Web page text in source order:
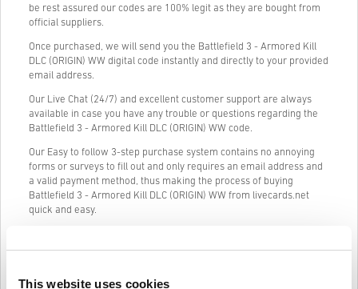
This website uses cookies
be rest assured our codes are 100% legit as they are bought from
official suppliers.
Once purchased, we will send you the Battlefield 3 - Armored Kill
DLC (ORIGIN) WW digital code instantly and directly to your provided
email address.
Our Live Chat (24/7) and excellent customer support are always
available in case you have any trouble or questions regarding the
Battlefield 3 - Armored Kill DLC (ORIGIN) WW code.
Our Easy to follow 3-step purchase system contains no annoying
forms or surveys to fill out and only requires an email address and
a valid payment method, thus making the process of buying
Battlefield 3 - Armored Kill DLC (ORIGIN) WW from livecards.net
quick and easy.